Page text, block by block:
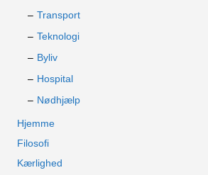
Transport
Teknologi
Byliv
Hospital
Nødhjælp
Hjemme
Filosofi
Kærlighed